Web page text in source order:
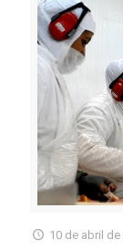
10 de abril de